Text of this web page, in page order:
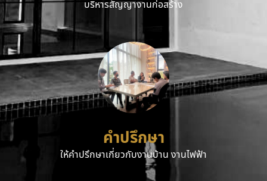
บริหารสัญญางานก่อสร้าง
คำปรึกษา
ให้คำปรึกษาเกี่ยวกับงานบ้าน งานไฟฟ้า